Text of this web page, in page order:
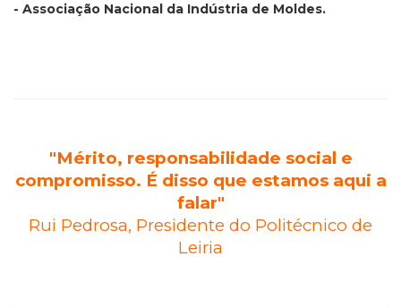
- Associação Nacional da Indústria de Moldes.
"Mérito, responsabilidade social e
compromisso. É disso que estamos aqui a
falar"
Rui Pedrosa, Presidente do Politécnico de
Leiria